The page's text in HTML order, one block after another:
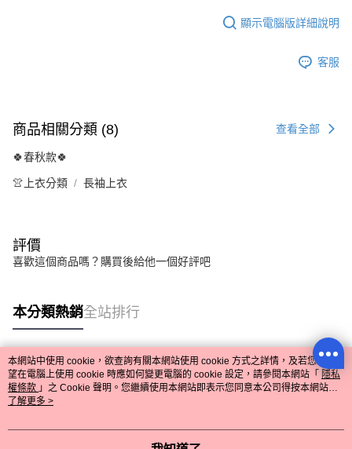
顯示電腦版詳細說明
客服
商品相關分類 (8) 查看全部
🍀春秋款🍀
👚上衣分類 長袖上衣
評價
喜歡這個商品嗎？購買後給他一個好評吧
本分類熱銷全站排行
熱門標籤
本網站中使用 cookie，欲查詢有關本網站使用 cookie 方式之詳情，及若您不希
望在電腦上使用 cookie 時應如何變更電腦的 cookie 設定，請參閱本網站「 隱私
權條款 」之 Cookie 聲明。您繼續使用本網站即表示您同意本公司得按本網站使
用條款之 Cookie 聲明使用 cookie。
了解更多 >